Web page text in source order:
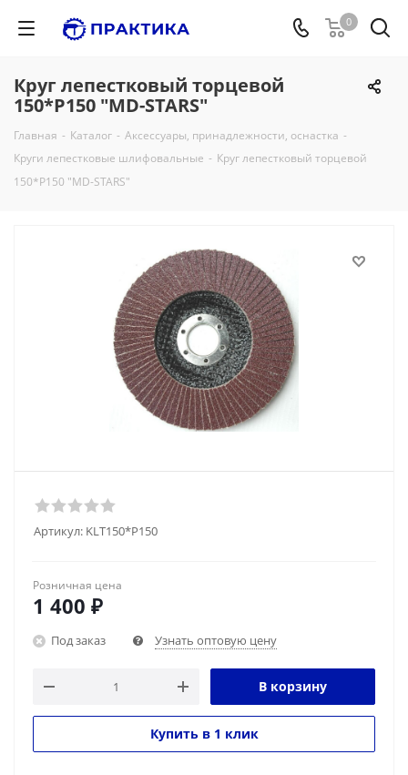
0
Круг лепестковый торцевой
150*P150 "MD-STARS"
Главная - Каталог - Аксессуары, принадлежности, оснастка -
Круги лепестковые шлифовальные - Круг лепестковый торцевой
150*P150 "MD-STARS"
Артикул: KLT150*P150
Розничная цена
1 400 ₽
Под заказ Узнать оптовую цену
В корзину
Купить в 1 клик